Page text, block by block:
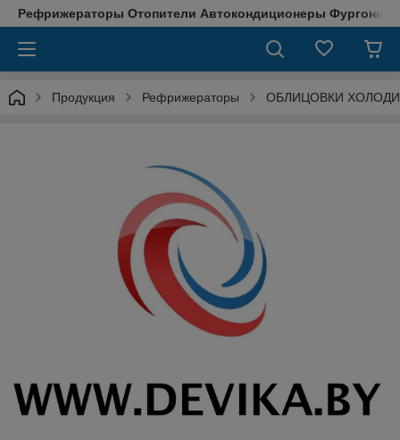
Рефрижераторы Отопители Автокондиционеры Фургоны
Продукция Рефрижераторы ОБЛИЦОВКИ